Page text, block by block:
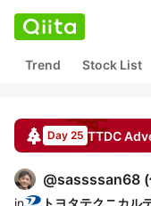
Trend Stock List
Day 25 TTDC
@sassssan68 (
in